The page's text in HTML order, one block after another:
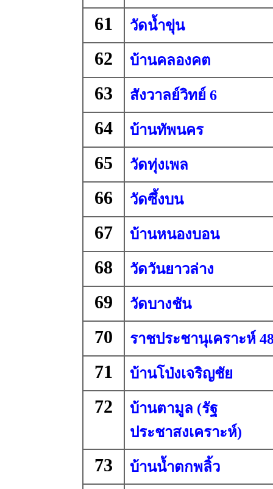
61 วัดน้ำขุ่น
62 บ้านคลองคต
63 สังวาลย์วิทย์ 6
64 บ้านทัพนคร
65 วัดทุ่งเพล
66 วัดซึ้งบน
67 บ้านหนองบอน
68 วัดวันยาวล่าง
69 วัดบางชัน
70 ราชประชานุเคราะห์
71 บ้านโป่งเจริญชัย
72
บ้านตามูล (รัฐ
ประชาสงเคราะห์)
73 บ้านน้ำตกพลิ้ว